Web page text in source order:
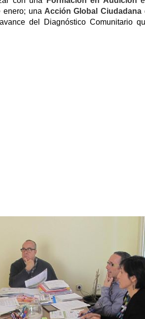
una Acción Global Ciudadana
del Diagnóstico Comunitario